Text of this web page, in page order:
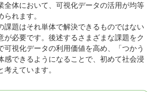
全体において、可視化データの活用が均等
れます。
課題はそれ単体で解決できるものではない
が必要です。後述するさまざまな課題をク
可視化データの利用価値を高め、「つかう
感できるようになることで、初めて社会浸
えています。